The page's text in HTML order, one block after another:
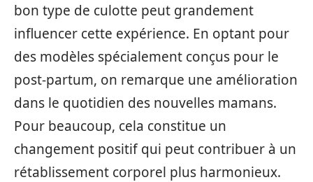
bon type de culotte peut grandement
influencer cette expérience. En optant pour
des modèles spécialement conçus pour le
post-partum, on remarque une amélioration
dans le quotidien des nouvelles mamans.
Pour beaucoup, cela constitue un
changement positif qui peut contribuer à un
rétablissement corporel plus harmonieux.